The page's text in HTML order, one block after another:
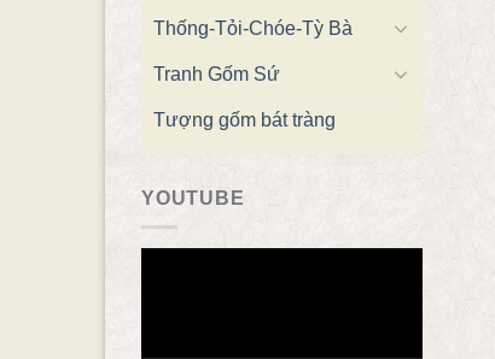
Thống-Tỏi-Chóe-Tỳ Bà
Tranh Gốm Sứ
Tượng gốm bát tràng
YOUTUBE